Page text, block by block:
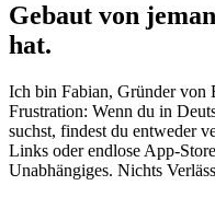
Gebaut von
hat.
Ich bin Fabian, Gründer von
Frustration: Wenn du in
suchst, findest du entweder
Links oder endlose App-
Unabhängiges. Nichts